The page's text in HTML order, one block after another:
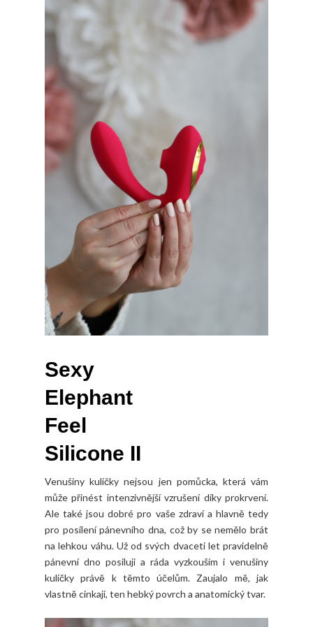
Sexy
Elephant
Feel
Silicone II
Venušiny kuličky nejsou jen pomůcka, která vám
může přinést intenzivnější vzrušení díky prokrvení.
Ale také jsou dobré pro vaše zdraví a hlavně tedy
pro posílení pánevního dna, což by se nemělo brát
na lehkou váhu. Už od svých dvaceti let pravidelně
pánevní dno posiluji a ráda vyzkouším i venušiny
kuličky právě k těmto účelům. Zaujalo mě, jak
vlastně cinkají, ten hebký povrch a anatomický tvar.